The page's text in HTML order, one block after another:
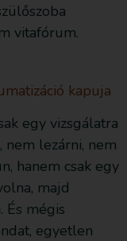
vitafórum.
kapuja
egy vizsgálatra
lezárni, nem
hanem csak egy
majd
És mégis
egyetlen